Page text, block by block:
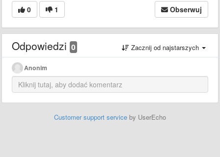
0 1 Obserwuj
Odpowiedzi 0 Zacznij od najstarszych
Anonim
Customer support service by UserEcho